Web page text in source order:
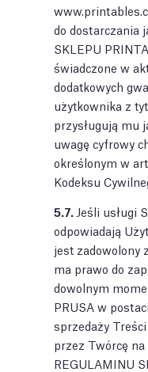
do dostarczania
SKLEPU
świadczone w
dodatkowych
użytkownika z
przysługują mu
uwagę cyfrowy
określonym w
Kodeksu
5.7. Jeśli usługi
odpowiadają
jest zadowolony
ma prawo do
dowolnym
PRUSA w
sprzedaży
przez Twórcę
REGULAMINU